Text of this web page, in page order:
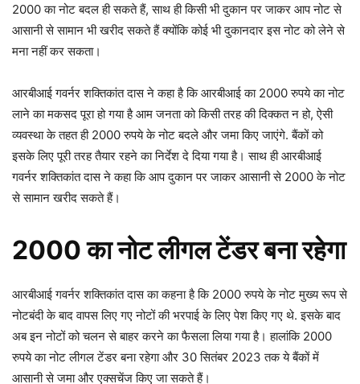
2000 का नोट बदल ही सकते हैं, साथ ही किसी भी दुकान पर जाकर आप नोट से
आसानी से सामान भी खरीद सकते हैं क्योंकि कोई भी दुकानदार इस नोट को लेने से
मना नहीं कर सकता।
आरबीआई गवर्नर शक्तिकांत दास ने कहा है कि आरबीआई का 2000 रुपये का नोट
लाने का मकसद पूरा हो गया है आम जनता को किसी तरह की दिक्कत न हो, ऐसी
व्यवस्था के तहत ही 2000 रुपये के नोट बदले और जमा किए जाएंगे. बैंकों को
इसके लिए पूरी तरह तैयार रहने का निर्देश दे दिया गया है। साथ ही आरबीआई
गवर्नर शक्तिकांत दास ने कहा कि आप दुकान पर जाकर आसानी से 2000 के नोट
से सामान खरीद सकते हैं।
2000 का नोट लीगल टेंडर बना रहेगा
आरबीआई गवर्नर शक्तिकांत दास का कहना है कि 2000 रुपये के नोट मुख्य रूप से
नोटबंदी के बाद वापस लिए गए नोटों की भरपाई के लिए पेश किए गए थे. इसके बाद
अब इन नोटों को चलन से बाहर करने का फैसला लिया गया है। हालांकि 2000
रुपये का नोट लीगल टेंडर बना रहेगा और 30 सितंबर 2023 तक ये बैंकों में
आसानी से जमा और एक्सचेंज किए जा सकते हैं।